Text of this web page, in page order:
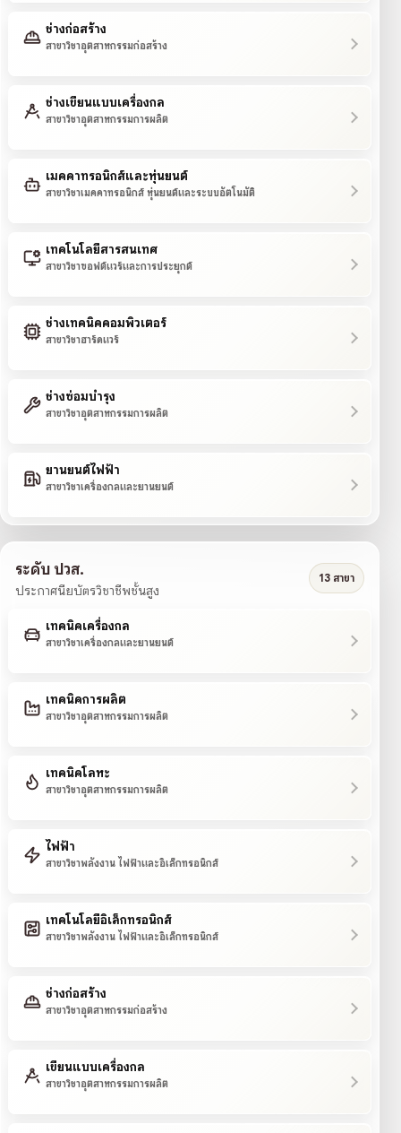
ช่างก่อสร้าง
สาขาวิชาอุตสาหกรรมก่อสร้าง
ช่างเขียนแบบเครื่องกล
สาขาวิชาอุตสาหกรรมการผลิต
เมคคาทรอนิกส์และหุ่นยนต์
สาขาวิชาเมคคาทรอนิกส์ หุ่นยนต์และระบบอัตโนมัติ
เทคโนโลยีสารสนเทศ
สาขาวิชาซอฟต์แวร์และการประยุกต์
ช่างเทคนิคคอมพิวเตอร์
สาขาวิชาฮาร์ดแวร์
ช่างซ่อมบำรุง
สาขาวิชาอุตสาหกรรมการผลิต
ยานยนต์ไฟฟ้า
สาขาวิชาเครื่องกลและยานยนต์
ระดับ ปวส.
ประกาศนียบัตรวิชาชีพชั้นสูง
13 สาขา
เทคนิคเครื่องกล
สาขาวิชาเครื่องกลและยานยนต์
เทคนิคการผลิต
สาขาวิชาอุตสาหกรรมการผลิต
เทคนิคโลหะ
สาขาวิชาอุตสาหกรรมการผลิต
ไฟฟ้า
สาขาวิชาพลังงาน ไฟฟ้าและอิเล็กทรอนิกส์
เทคโนโลยีอิเล็กทรอนิกส์
สาขาวิชาพลังงาน ไฟฟ้าและอิเล็กทรอนิกส์
ช่างก่อสร้าง
สาขาวิชาอุตสาหกรรมก่อสร้าง
เขียนแบบเครื่องกล
สาขาวิชาอุตสาหกรรมการผลิต